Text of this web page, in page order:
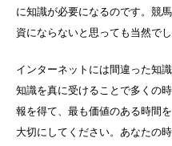
に知識が必要になるのです。競
資にならないと思っても当然でし
インターネットには間違った知
知識を真に受けることで多くの
報を得て、最も価値のある時間
大切にしてください。あなたの